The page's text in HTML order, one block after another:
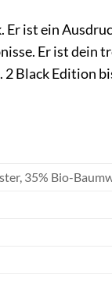
Er ist ein
Er ist dein
Black Edition
35% Bio-